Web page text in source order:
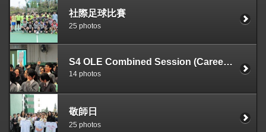
社際足球比賽
25 photos
S4 OLE Combined Session (Careers)
14 photos
敬師日
25 photos